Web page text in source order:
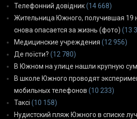
Телефонний довідник(14 668)
Жительница Южного, получившая 19
снова опасается за жизнь (фото) (13
Медицинские учреждения (12 956)
Де поїсти? (12 780)
В Южном на улице нашли крупную
В школе Южного проводят
мобильных телефонов (10 233)
Таксі (10 158)
Нудистский пляж Южного в списке